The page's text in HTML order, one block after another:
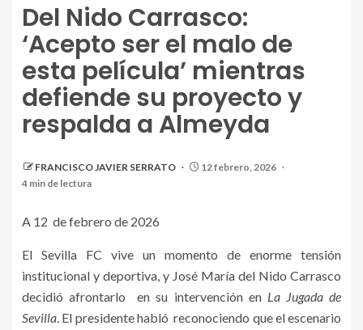
Del Nido Carrasco:
‘Acepto ser el malo de
esta película’ mientras
defiende su proyecto y
respalda a Almeyda
FRANCISCO JAVIER SERRATO
12 febrero, 2026
4 min de lectura
A 12 de febrero de 2026
El Sevilla FC vive un momento de enorme tensión
institucional y deportiva, y José María del Nido Carrasco
decidió afrontarlo en su intervención en La Jugada de
Sevilla. El presidente habló reconociendo que el escenario